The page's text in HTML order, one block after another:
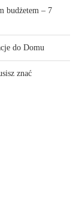
budżetem – 7
do Domu
znać